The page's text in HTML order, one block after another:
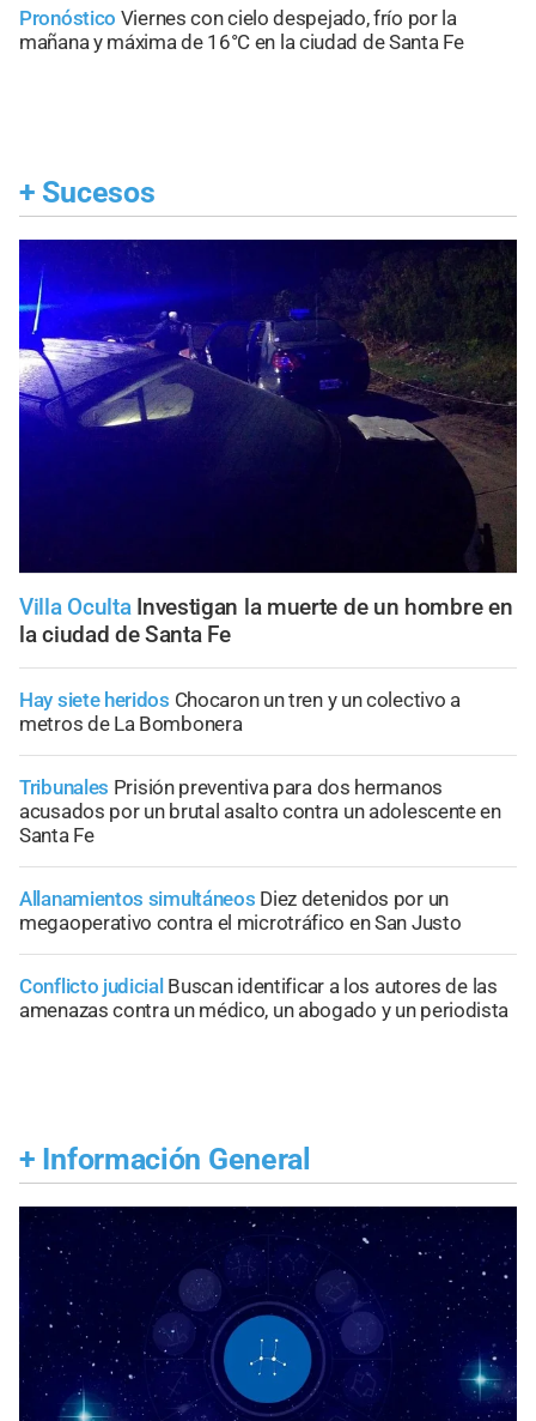
Pronóstico Viernes con cielo despejado, frío por la
mañana y máxima de 16°C en la ciudad de Santa Fe
+ Sucesos
Villa Oculta Investigan la muerte de un hombre en
la ciudad de Santa Fe
Hay siete heridos Chocaron un tren y un colectivo a
metros de La Bombonera
Tribunales Prisión preventiva para dos hermanos
acusados por un brutal asalto contra un adolescente en
Santa Fe
Allanamientos simultáneos Diez detenidos por un
megaoperativo contra el microtráfico en San Justo
Conflicto judicial Buscan identificar a los autores de las
amenazas contra un médico, un abogado y un periodista
+ Información General